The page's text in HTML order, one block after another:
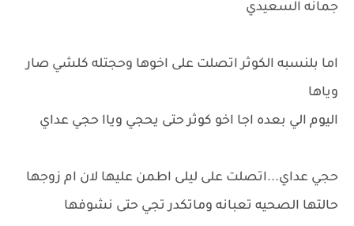
جمانه السعيدي
اما بلنسبه الكوثر اتصلت على اخوها وحجتله كلشي صار
وياها
اليوم الي بعده اجا اخو كوثر حتى يحجي وياا حجي عداي
حجي عداي...اتصلت على ليلى اطمن عليها لان ام زوجها
حالتها الصحيه تعبانه وماتكدر تجي حتى نشوفها